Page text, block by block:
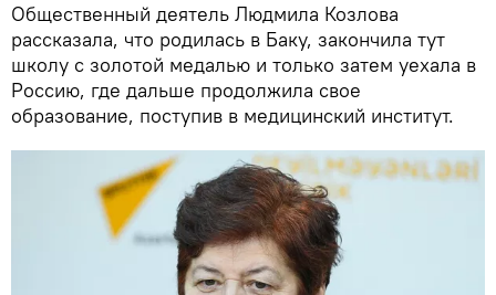
Общественный деятель Людмила Козлова
рассказала, что родилась в Баку, закончила тут
школу с золотой медалью и только затем уехала в
Россию, где дальше продолжила свое
образование, поступив в медицинский институт.